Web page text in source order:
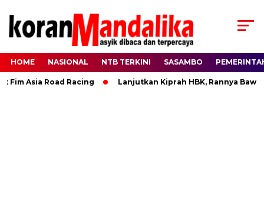
HOME NASIONAL NTB TERKINI SASAMBO
Asia Road Racing Lanjutkan Kiprah HBK, Rannya Bawa